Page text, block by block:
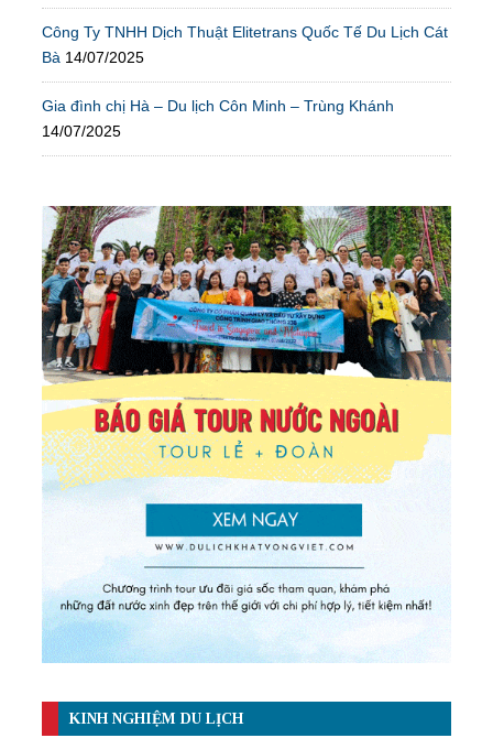
Công Ty TNHH Dịch Thuật Elitetrans Quốc Tế Du Lịch Cát
Bà 14/07/2025
Gia đình chị Hà – Du lịch Côn Minh – Trùng Khánh
14/07/2025
KINH NGHIỆM DU LỊCH